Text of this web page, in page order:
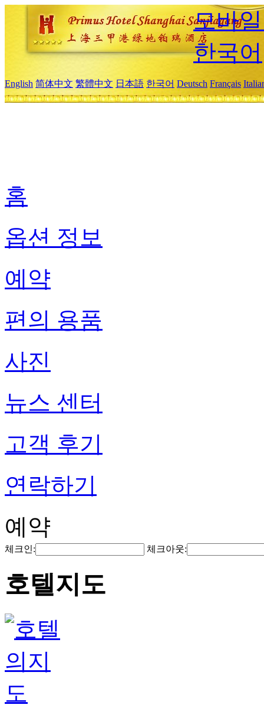
모바
한국어
English 简体中文 繁體中文 日本語 한국어 Deutsch Français
홈
옵션 정보
예약
편의 용품
사진
뉴스 센터
고객 후기
연락하기
예약
체크인: 체크아웃:
호텔지도